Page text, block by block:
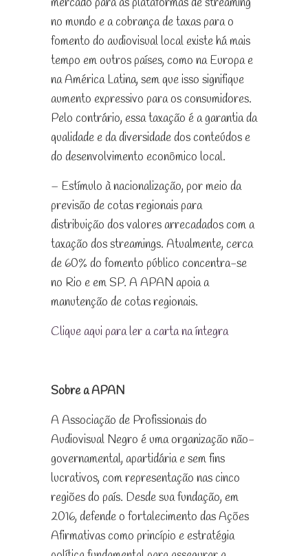
no mundo e a cobrança de taxas para o
fomento do audiovisual local existe há mais
tempo em outros países, como na Europa e
na América Latina, sem que isso signifique
aumento expressivo para os consumidores.
Pelo contrário, essa taxação é a garantia da
qualidade e da diversidade dos conteúdos e
do desenvolvimento econômico local.
– Estímulo à nacionalização, por meio da
previsão de cotas regionais para
distribuição dos valores arrecadados com a
taxação dos streamings. Atualmente, cerca
de 60% do fomento público concentra-se
no Rio e em SP. A APAN apoia a
manutenção de cotas regionais.
Clique aqui para ler a carta na íntegra
Sobre a APAN
A Associação de Profissionais do
Audiovisual Negro é uma organização não-
governamental, apartidária e sem fins
lucrativos, com representação nas cinco
regiões do país. Desde sua fundação, em
2016, defende o fortalecimento das Ações
Afirmativas como princípio e estratégia